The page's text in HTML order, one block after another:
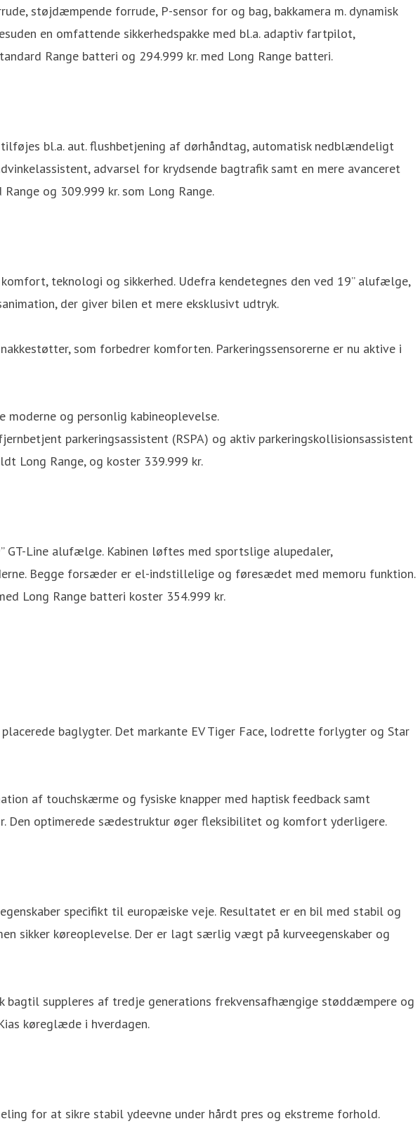
støjdæmpende forrude, P-sensor for og bag, bakkamera m. dynamisk
en omfattende sikkerhedspakke med bl.a. adaptiv fartpilot,
Range batteri og 294.999 kr. med Long Range batteri.
bl.a. aut. flushbetjening af dørhåndtag, automatisk nedblændeligt
advarsel for krydsende bagtrafik samt en mere avanceret
og 309.999 kr. som Long Range.
teknologi og sikkerhed. Udefra kendetegnes den ved 19” alufælge,
der giver bilen et mere eksklusivt udtryk.
som forbedrer komforten. Parkeringssensorerne er nu aktive i
og personlig kabineoplevelse.
parkeringsassistent (RSPA) og aktiv parkeringskollisionsassistent
Long Range, og koster 339.999 kr.
GT-Line alufælge. Kabinen løftes med sportslige alupedaler,
Begge forsæder er el-indstillelige og føresædet med memoru funktion.
Long Range batteri koster 354.999 kr.
baglygter. Det markante EV Tiger Face, lodrette forlygter og Star
af touchskærme og fysiske knapper med haptisk feedback samt
Den optimerede sædestruktur øger fleksibilitet og komfort yderligere.
specifikt til europæiske veje. Resultatet er en bil med stabil og
sikker køreoplevelse. Der er lagt særlig vægt på kurveegenskaber og
bagtil suppleres af tredje generations frekvensafhængige støddæmpere og
køreglæde i hverdagen.
for at sikre stabil ydeevne under hårdt pres og ekstreme forhold.